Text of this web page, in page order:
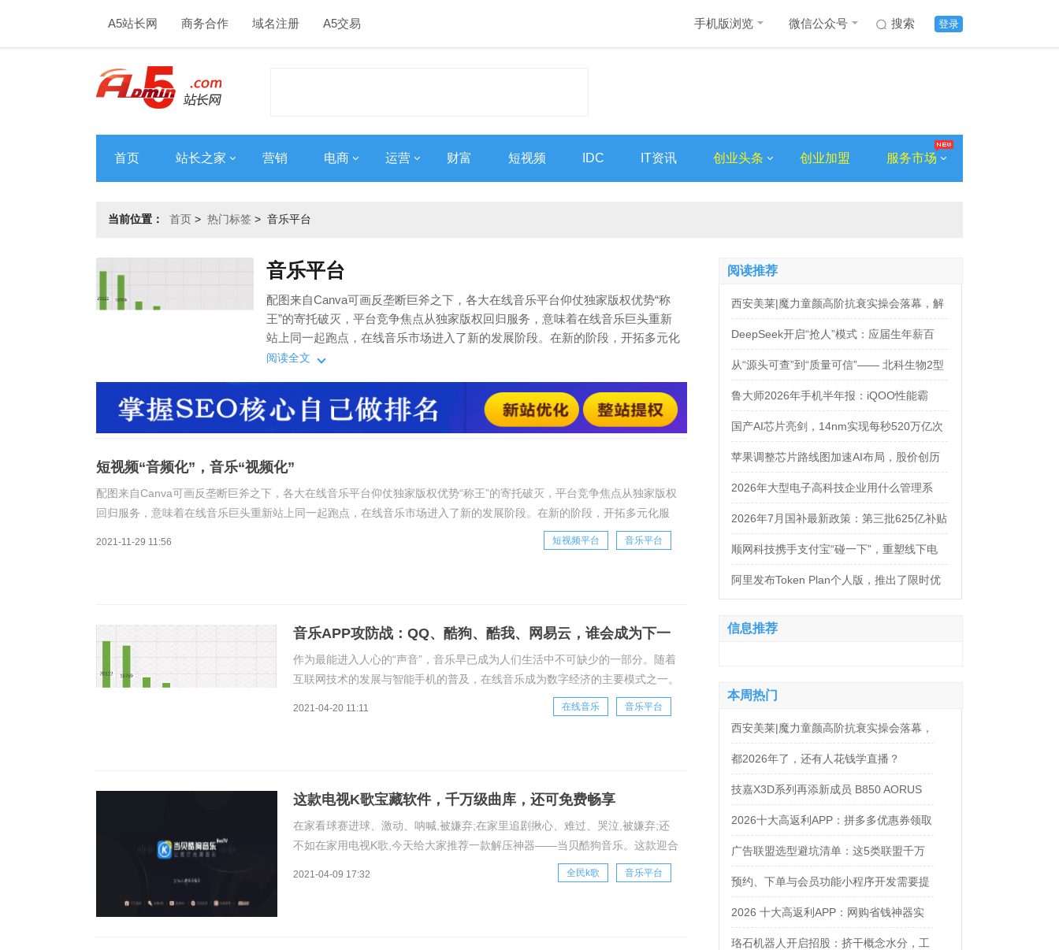
A5站长网 商务合作 域名注册 A5交易 登录
搜索
手机版浏览 微信公众号
首页 站长之家 营销 电商 运营 财富 短视频 IDC IT资讯 创业头条 创业加盟 服务市场
当前位置： 首页 > 热门标签 > 音乐平台
音乐平台
配图来自Canva可画反垄断巨斧之下，各大在线音乐平台仰仗独家版权优势“称
王”的寄托破灭，平台竞争焦点从独家版权回归服务，意味着在线音乐巨头重新
站上同一起跑点，在线音乐市场进入了新的发展阶段。在新的阶段，开拓多元化
服务、深挖用户价值、探索多元商业变现形式成为在线音乐平台的发展重心。腾
频市场朝着多元化发展，泛娱乐流量之争愈演愈烈。
阅读全文
短视频“音频化”，音乐“视频化”
配图来自Canva可画反垄断巨斧之下，各大在线音乐平台仰仗独家版权优势“称王”的寄托破灭，平台竞争焦点从独家版权
回归服务，意味着在线音乐巨头重新站上同一起跑点，在线音乐市场进入了新的发展阶段。在新的阶段，开拓多元化服
务、深挖用户价值、探索多元商业变现形式成为在线音乐平台的发展重心。腾讯音乐、网易云音
2021-11-29 11:56 短视频平台 音乐平台
音乐APP攻防战：QQ、酷狗、酷我、网易云，谁会成为下一
个虾米？
作为最能进入人心的“声音”，音乐早已成为人们生活中不可缺少的一部分。随着
互联网技术的发展与智能手机的普及，在线音乐成为数字经济的主要模式之一。
据《2020中国音乐产业发展报告》显示：2019年，数字音乐产业规模达到664
亿元;在线音乐用户规模超过6.07亿，网络音乐用户渗透率达到71.1%。而在线
2021-04-20 11:11 在线音乐 音乐平台
这款电视K歌宝藏软件，千万级曲库，还可免费畅享
在家看球赛进球、激动、呐喊,被嫌弃;在家里追剧揪心、难过、哭泣,被嫌弃;还
不如在家用电视K歌,今天给大家推荐一款解压神器——当贝酷狗音乐。这款迎合
着家庭互娱的电视端音乐软件,以可听、可看、可K歌的形式,完全满足用户对音
乐的三大重点需求,展现出无可比拟的优越性。当贝酷狗音乐是由当贝、百视
2021-04-09 17:32 全民k歌 音乐平台
阅读推荐
西安美莱|魔力童颜高阶抗衰实操会落幕，解
锁自然年轻新姿态
DeepSeek开启“抢人”模式：应届生年薪百
万，法务岗高达160万！
从“源头可查”到“质量可信”—— 北科生物2型
糖尿病项目如何实现“药品级质控”
鲁大师2026年手机半年报：iQOO性能霸
榜，天玑9500统治延续，OPPO蝉联流畅双
榜冠军
国产AI芯片亮剑，14nm实现每秒520万亿次
运算
苹果调整芯片路线图加速AI布局，股价创历
史新高
2026年大型电子高科技企业用什么管理系
统？四大服务商对比推荐
2026年7月国补最新政策：第三批625亿补贴
正式落地！京东手机家电空调电脑各品类国
补怎么领？学生专属优惠补贴领取攻略来
顺网科技携手支付宝“碰一下”，重塑线下电
竞新体验
阿里发布Token Plan个人版，推出了限时优
信息推荐
本周热门
西安美莱|魔力童颜高阶抗衰实操会落幕，
解锁自然年轻新姿态
都2026年了，还有人花钱学直播？
技嘉X3D系列再添新成员 B850 AORUS
ELITE X3D主板强化性能体验
2026十大高返利APP：拼多多优惠券领取
攻略
广告联盟选型避坑清单：这5类联盟千万
别碰
预约、下单与会员功能小程序开发需要提
前确认什么
2026 十大高返利APP：网购省钱神器实
测对比
珞石机器人开启招股：挤干概念水分，工